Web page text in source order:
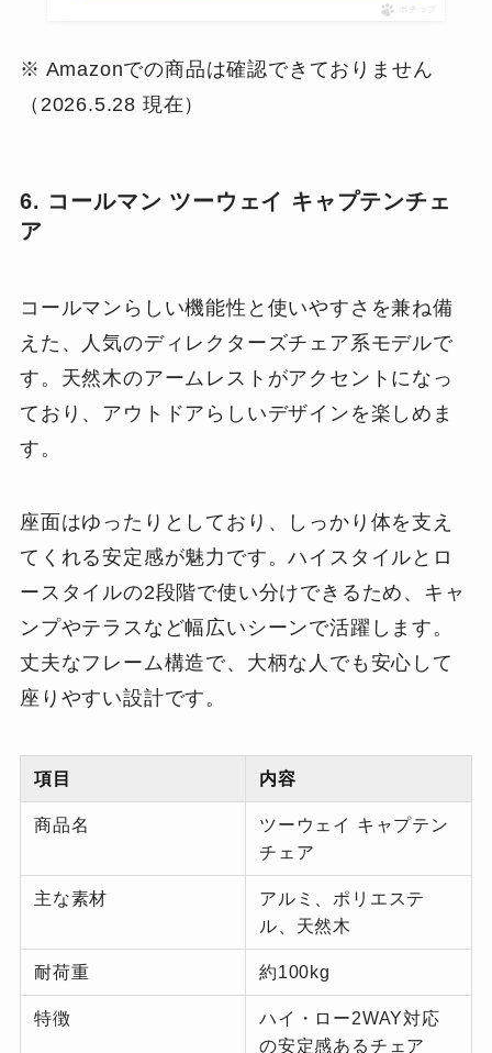
ポチップ
※ Amazonでの商品は確認できておりません
（2026.5.28 現在）
6. コールマン ツーウェイ キャプテンチェ
ア
コールマンらしい機能性と使いやすさを兼ね備
えた、人気のディレクターズチェア系モデルで
す。天然木のアームレストがアクセントになっ
ており、アウトドアらしいデザインを楽しめま
す。
座面はゆったりとしており、しっかり体を支え
てくれる安定感が魅力です。ハイスタイルとロ
ースタイルの2段階で使い分けできるため、キャ
ンプやテラスなど幅広いシーンで活躍します。
丈夫なフレーム構造で、大柄な人でも安心して
座りやすい設計です。
項目 内容
商品名
ツーウェイ キャプテン
チェア
主な素材
アルミ、ポリエステ
ル、天然木
耐荷重 約100kg
特徴
ハイ・ロー2WAY対応
の安定感あるチェア